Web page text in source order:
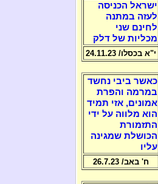
ישראל הכניסה
לעזה במתנה
לחינם שני
מכליות של דלק
י"א בכסלו/ 24.11.23
כאשר ביבי נחשד
במרמה והפרת
אמונים, אזי תמיד
הוא מלווה על ידי
התזמורת
הכושלת שמגינה
עליו
ח' באב/ 26.7.23